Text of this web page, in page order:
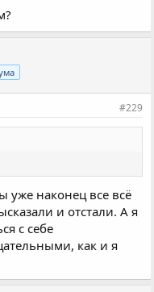
#229
уже наконец все всё
и отстали. А я
с себе
как и я